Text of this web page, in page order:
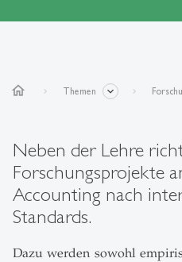
home Themen
Neben der Lehre
Forschungsprojekte
Accounting nach
Standards.
Dazu werden sowohl